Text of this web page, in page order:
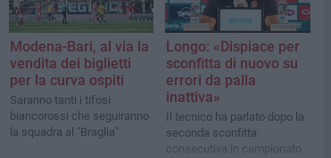
Modena-Bari, al via la
vendita dei biglietti
per la curva ospiti
Saranno tanti i tifosi
biancorossi che seguiranno
la squadra al "Braglia"
Longo: «Dispiace per
sconfitta di nuovo su
errori da palla
inattiva»
Il tecnico ha parlato dopo la
seconda sconfitta
consecutiva in campionato